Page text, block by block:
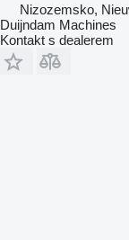
Nizozemsko,
Duijndam Machines
Kontakt s dealerem